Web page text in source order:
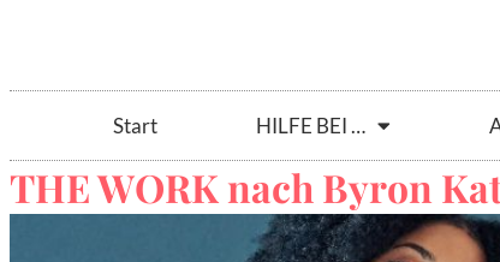
Start HILFE BEI …
THE WORK nach Byron